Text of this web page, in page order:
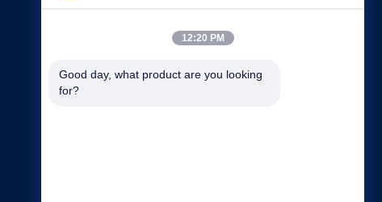
12:20 PM
Good day, what product are you looking
for?